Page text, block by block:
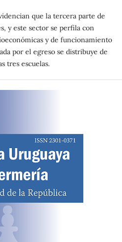
que la tercera parte de
y este sector se perfila con
y de funcionamiento
por el egreso se distribuye de
tres escuelas.